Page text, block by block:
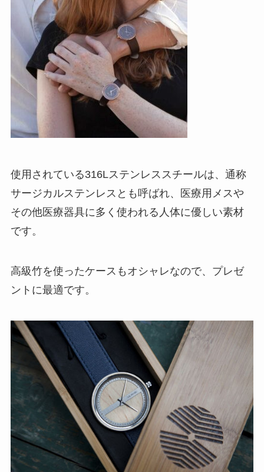
使用されている316Lステンレススチールは、通称
サージカルステンレスとも呼ばれ、医療用メスや
その他医療器具に多く使われる人体に優しい素材
です。
高級竹を使ったケースもオシャレなので、プレゼ
ントに最適です。